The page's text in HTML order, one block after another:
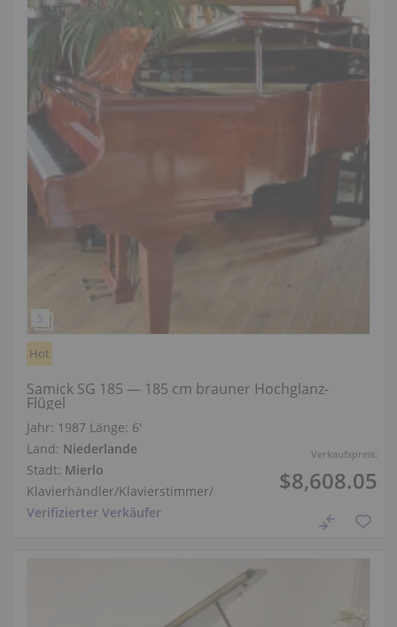
Verkaufspreis:
$8,608.05
Hot
Samick SG 185 — 185 cm brauner Hochglanz-
Flügel
Jahr: 1987 Länge: 6′
Land: Niederlande
Stadt: Mierlo
Klavierhändler/Klavierstimmer/
Verifizierter Verkäufer